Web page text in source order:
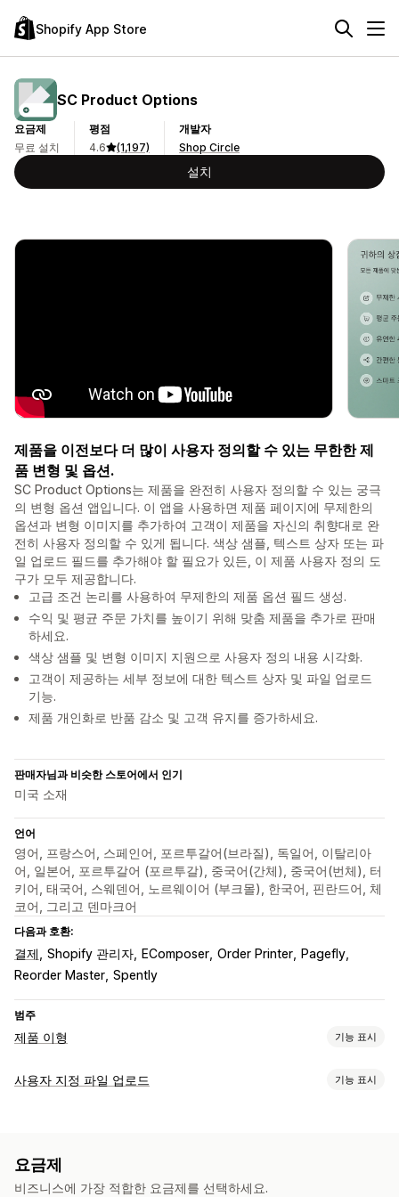
Shopify App Store
SC Product Options
요금제
무료 설치
평점
4.6
(1,197)
개발자
Shop Circle
설치
제품을 이전보다 더 많이 사용자 정의할 수 있는 무한한 제
품 변형 및 옵션.
SC Product Options는 제품을 완전히 사용자 정의할 수 있는 궁극
의 변형 옵션 앱입니다. 이 앱을 사용하면 제품 페이지에 무제한의
옵션과 변형 이미지를 추가하여 고객이 제품을 자신의 취향대로 완
전히 사용자 정의할 수 있게 됩니다. 색상 샘플, 텍스트 상자 또는 파
일 업로드 필드를 추가해야 할 필요가 있든, 이 제품 사용자 정의 도
구가 모두 제공합니다.
고급 조건 논리를 사용하여 무제한의 제품 옵션 필드 생성.
수익 및 평균 주문 가치를 높이기 위해 맞춤 제품을 추가로 판매
하세요.
색상 샘플 및 변형 이미지 지원으로 사용자 정의 내용 시각화.
고객이 제공하는 세부 정보에 대한 텍스트 상자 및 파일 업로드
기능.
제품 개인화로 반품 감소 및 고객 유지를 증가하세요.
판매자님과 비슷한 스토어에서 인기
미국 소재
언어
영어, 프랑스어, 스페인어, 포르투갈어(브라질), 독일어, 이탈리아
어, 일본어, 포르투갈어 (포르투갈), 중국어(간체), 중국어(번체), 터
키어, 태국어, 스웨덴어, 노르웨이어 (부크몰), 한국어, 핀란드어, 체
코어, 그리고 덴마크어
다음과 호환:
결제 Shopify 관리자 EComposer Order Printer
Pagefly
Reorder Master Spently
범주
제품 이형 기능 표시
맞춤 설정
가격 책정
사용자 지정 파일 업로드 기능 표시
파일 관리
요금제
비즈니스에 가장 적합한 요금제를 선택하세요.